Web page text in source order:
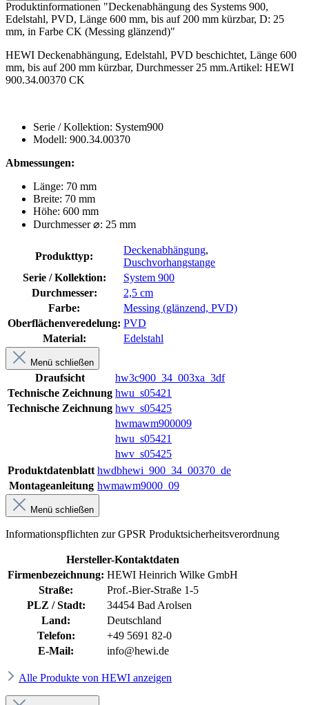
Produktinformationen "Deckenabhängung des Systems 900,
Edelstahl, PVD, Länge 600 mm, bis auf 200 mm kürzbar, D: 25
mm, in Farbe CK (Messing glänzend)"
HEWI Deckenabhängung, Edelstahl, PVD beschichtet, Länge 600
mm, bis auf 200 mm kürzbar, Durchmesser 25 mm.Artikel: HEWI
900.34.00370 CK
Serie / Kollektion: System900
Modell: 900.34.00370
Abmessungen:
Länge: 70 mm
Breite: 70 mm
Höhe: 600 mm
Durchmesser ⌀: 25 mm
Produkttyp:
Deckenabhängung,
Duschvorhangstange
Serie / Kollektion:
System 900
Durchmesser:
2,5 cm
Farbe:
Messing (glänzend, PVD)
Oberflächenveredelung: PVD
Material:
Edelstahl
Menü schließen
Draufsicht
hw3c900_34_003xa_3df
Technische Zeichnung hwu_s05421
Technische Zeichnung hwv_s05425
hwmawm900009
hwu_s05421
hwv_s05425
Produktdatenblatt hwdbhewi_900_34_00370_de
Montageanleitung hwmawm9000_09
Menü schließen
Informationspflichten zur GPSR Produktsicherheitsverordnung
Hersteller-Kontaktdaten
Firmenbezeichnung: HEWI Heinrich Wilke GmbH
Straße:
Prof.-Bier-Straße 1-5
PLZ / Stadt:
34454 Bad Arolsen
Land:
Deutschland
Telefon:
+49 5691 82-0
E-Mail:
info@hewi.de
Alle Produkte von HEWI anzeigen